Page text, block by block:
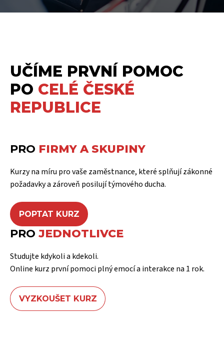
UČÍME PRVNÍ POMOC
PO CELÉ ČESKÉ
REPUBLICE
PRO FIRMY A SKUPINY
Kurzy na míru pro vaše zaměstnance, které splňují zákonné
požadavky a zároveň posilují týmového ducha.
POPTAT KURZ
PRO JEDNOTLIVCE
Studujte kdykoli a kdekoli.
Online kurz první pomoci plný emocí a interakce na 1 rok.
VYZKOUŠET KURZ